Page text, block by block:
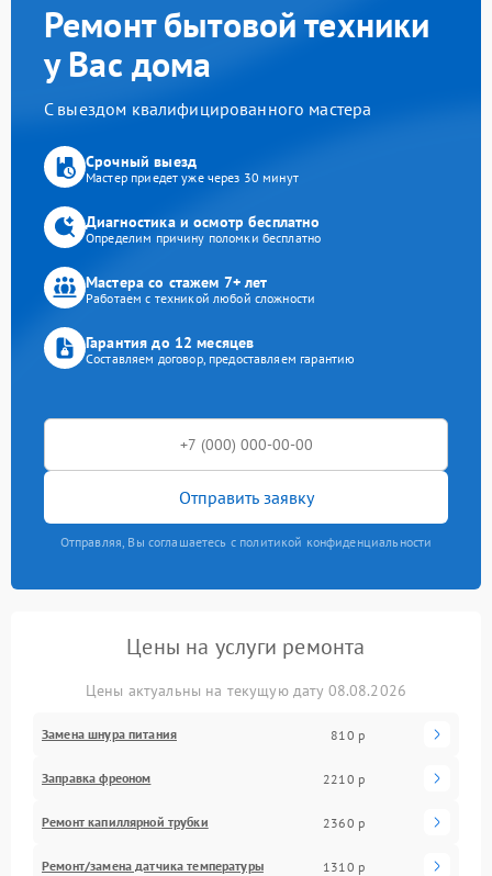
Ремонт бытовой техники
у Вас дома
С выездом квалифицированного мастера
Срочный выезд
Мастер приедет уже через 30 минут
Диагностика и осмотр бесплатно
Определим причину поломки бесплатно
Мастера со стажем 7+ лет
Работаем с техникой любой сложности
Гарантия до 12 месяцев
Составляем договор, предоставляем гарантию
Отправить заявку
Отправляя, Вы соглашаетесь с политикой конфиденциальности
Цены на услуги ремонта
Цены актуальны на текущую дату 08.08.2026
Замена шнура питания 810 р
Заправка фреоном 2210 р
Ремонт капиллярной трубки 2360 р
Ремонт/замена датчика температуры 1310 р